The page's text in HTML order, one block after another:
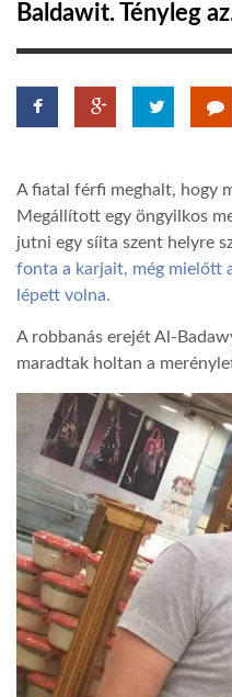
GLOBOTV
AFRIKA TUDÁSTÁR
A NAP SZÉPE
LINKTR.EE
GLOBOZSARU
DOBRAVERO.HU
Baldawit. Tényleg
A fiatal férfi meghalt, hogy
Megállított egy öngyilkos
jutni egy síita szent helyre
fonta a karjait, még mielőtt
lépett volna.
A robbanás erejét Al-
maradtak holtan a